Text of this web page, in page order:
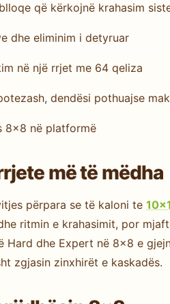
që kërkojnë krahasim
dhe eliminim i detyruar
në një rrjet me 64 qeliza
dendësi pothuajse
në platformë
më të mëdha
përpara se të kaloni te
ritmin e krahasimit, por
Hard dhe Expert në 8×8 e
zgjasin zinxhirët e kaskadës.